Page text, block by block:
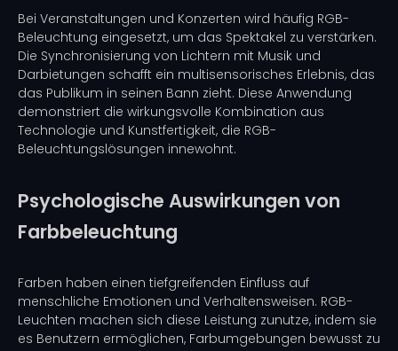
Bei Veranstaltungen und Konzerten wird häufig RGB-
Beleuchtung eingesetzt, um das Spektakel zu verstärken.
Die Synchronisierung von Lichtern mit Musik und
Darbietungen schafft ein multisensorisches Erlebnis, das
das Publikum in seinen Bann zieht. Diese Anwendung
demonstriert die wirkungsvolle Kombination aus
Technologie und Kunstfertigkeit, die RGB-
Beleuchtungslösungen innewohnt.
Psychologische Auswirkungen von
Farbbeleuchtung
Farben haben einen tiefgreifenden Einfluss auf
menschliche Emotionen und Verhaltensweisen. RGB-
Leuchten machen sich diese Leistung zunutze, indem sie
es Benutzern ermöglichen, Farbumgebungen bewusst zu